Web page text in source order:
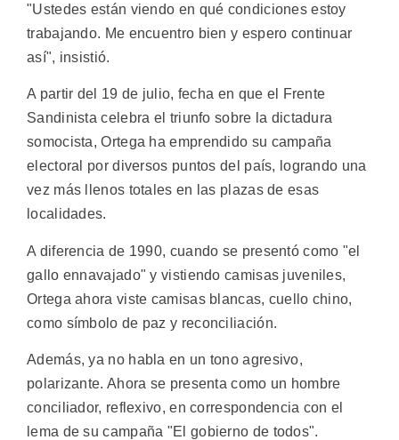
"Ustedes están viendo en qué condiciones estoy
trabajando. Me encuentro bien y espero continuar
así", insistió.
A partir del 19 de julio, fecha en que el Frente
Sandinista celebra el triunfo sobre la dictadura
somocista, Ortega ha emprendido su campaña
electoral por diversos puntos del país, logrando una
vez más llenos totales en las plazas de esas
localidades.
A diferencia de 1990, cuando se presentó como "el
gallo ennavajado" y vistiendo camisas juveniles,
Ortega ahora viste camisas blancas, cuello chino,
como símbolo de paz y reconciliación.
Además, ya no habla en un tono agresivo,
polarizante. Ahora se presenta como un hombre
conciliador, reflexivo, en correspondencia con el
lema de su campaña "El gobierno de todos".